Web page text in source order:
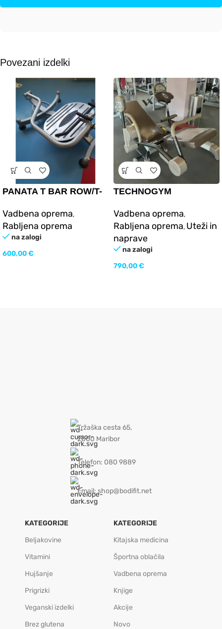
Povezani izdelki
PANATA T BAR ROW/T-
PREDKLONU (rabljeno)
Vadbena oprema,
Rabljena oprema
na zalogi
600,00€
TECHNOGYM
NAPRAVA ZA
RAZTEZANJE (rabljeno)
Vadbena oprema,
Rabljena oprema, Uteži in
naprave
na zalogi
790,00€
Tržaška cesta 65,
2000 Maribor
Telefon: 080 9889
Email: shop@bodifit.net
KATEGORIJE
Beljakovine
Vitamini
Hujšanje
Prigrizki
Veganski izdelki
Brez glutena
KATEGORIJE
Kitajska medicina
Športna oblačila
Vadbena oprema
Knjige
Akcije
Novo